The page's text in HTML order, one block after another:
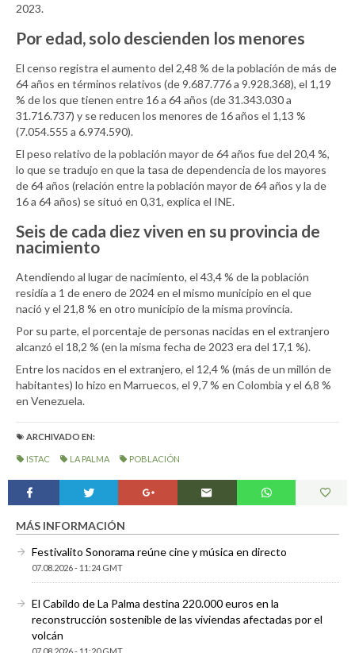
2023.
Por edad, solo descienden los menores
El censo registra el aumento del 2,48 % de la población de más de
64 años en términos relativos (de 9.687.776 a 9.928.368), el 1,19
% de los que tienen entre 16 a 64 años (de 31.343.030 a
31.716.737) y se reducen los menores de 16 años el 1,13 %
(7.054.555 a 6.974.590).
El peso relativo de la población mayor de 64 años fue del 20,4 %,
lo que se tradujo en que la tasa de dependencia de los mayores
de 64 años (relación entre la población mayor de 64 años y la de
16 a 64 años) se situó en 0,31, explica el INE.
Seis de cada diez viven en su provincia de
nacimiento
Atendiendo al lugar de nacimiento, el 43,4 % de la población
residía a 1 de enero de 2024 en el mismo municipio en el que
nació y el 21,8 % en otro municipio de la misma provincia.
Por su parte, el porcentaje de personas nacidas en el extranjero
alcanzó el 18,2 % (en la misma fecha de 2023 era del 17,1 %).
Entre los nacidos en el extranjero, el 12,4 % (más de un millón de
habitantes) lo hizo en Marruecos, el 9,7 % en Colombia y el 6,8 %
en Venezuela.
ARCHIVADO EN:
ISTAC LA PALMA POBLACIÓN
MÁS INFORMACIÓN
Festivalito Sonorama reúne cine y música en directo
07.08.2026 - 11:24 GMT
El Cabildo de La Palma destina 220.000 euros en la
reconstrucción sostenible de las viviendas afectadas por el
volcán
07.08.2026 - 11:20 GMT